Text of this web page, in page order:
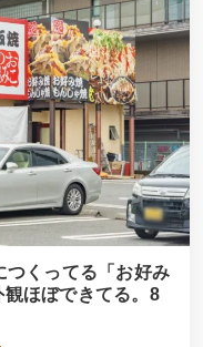
つくってる「お好み
ほぼできてる。8